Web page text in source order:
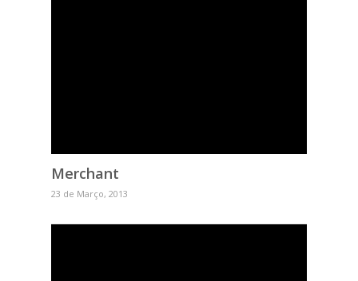
Merchant
23 de Março, 2013